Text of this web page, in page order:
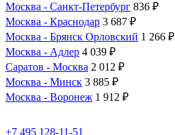
Москва - Санкт-Петербург 836 ₽
Москва - Краснодар 3 687 ₽
Москва - Брянск Орловский 1 266 ₽
Москва - Адлер 4 039 ₽
Саратов - Москва 2 012 ₽
Москва - Минск 3 885 ₽
Москва - Воронеж 1 912 ₽
+7 495 128-11-51